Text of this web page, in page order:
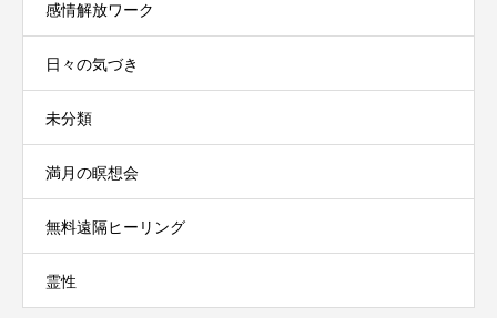
感情解放ワーク
日々の気づき
未分類
満月の瞑想会
無料遠隔ヒーリング
霊性